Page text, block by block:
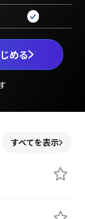
める
すべてを表示